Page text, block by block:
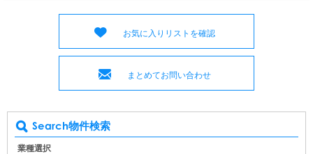
お気に入りリストを確認
まとめてお問い合わせ
Search物件検索
業種選択